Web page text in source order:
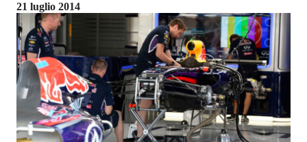
21 luglio 2014